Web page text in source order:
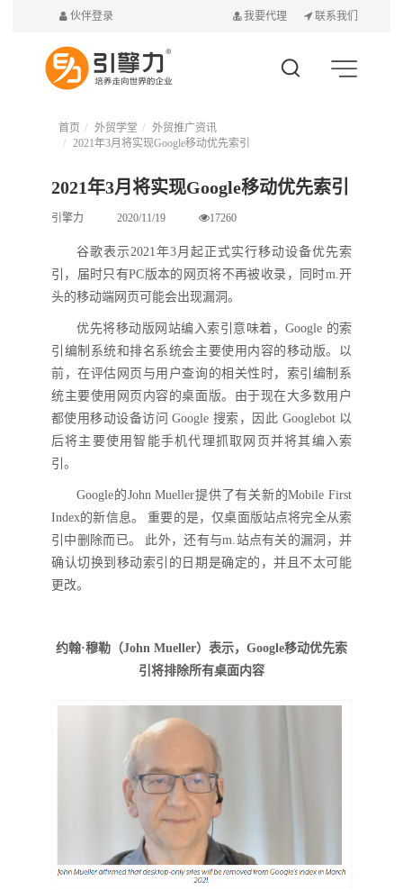
伙伴登录 我要代理 联系我们
首页 外贸学堂
外贸推广资讯
2021年3月将实现Google移动优先索引
2021年3月将实现Google移动优先索引
引擎力 2020/11/19 17260
谷歌表示2021年3月 起正式实行移动设备优先索
引 ， 届时只有PC版本的网页将不再被收录，同时m.开
头的移动端网页 可能会出现漏洞。
优先将移动版网站编入索引意味着， Google 的索
引编制系统和排名系统会主要使用内容的移动版。以
前，在评估网页与用户查询的相关性时，索引编制系
统主要使用网页内容的桌面版。由于现在大多数用户
都使用移动设备访问 Google 搜索，因此 Googlebot 以
后将主要使用智能手机代理抓取网页并将其编入索
引。
Google的John Mueller提供了有关新的Mobile First
Index的新信息。重要的是，仅桌面版站点将完全从索
引中删除而已。
此外，还有与m.站点有关的漏洞 ，并
确认切换到移动索引的日期是确定的，并且不太可能
更改。
约翰·穆勒（John Mueller）表示，Google移动优先索
引将排除所有桌面内容